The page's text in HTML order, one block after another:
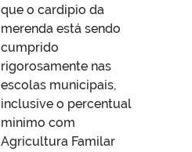
que o cardipio da
merenda está sendo
cumprido
rigorosamente nas
escolas municipais,
inclusive o percentual
minimo com
Agricultura Familar